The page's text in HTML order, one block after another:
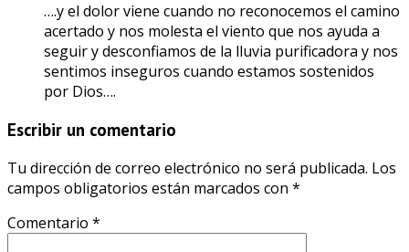
….y el dolor viene cuando no reconocemos el camino
acertado y nos molesta el viento que nos ayuda a
seguir y desconfiamos de la lluvia purificadora y nos
sentimos inseguros cuando estamos sostenidos
por Dios….
Escribir un comentario
Tu dirección de correo electrónico no será publicada. Los
campos obligatorios están marcados con *
Comentario *